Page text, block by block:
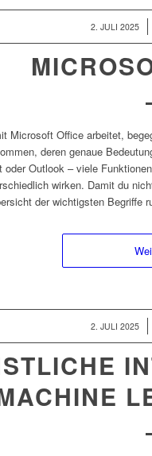
2. JULI 2025
Microsoft Office arbeitet,
deren genaue
oder Outlook – viele
wirken. Damit du
der wichtigsten Begriffe
2. JULI 2025